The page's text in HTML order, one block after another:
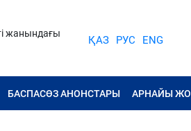
жанындағы
ҚАЗ РУС ENG
БАСПАСӨЗ АНОНСТАРЫ АРНАЙЫ